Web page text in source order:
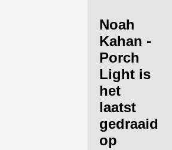
Noah
Kahan -
Porch
Light is
het
laatst
gedraaid
op